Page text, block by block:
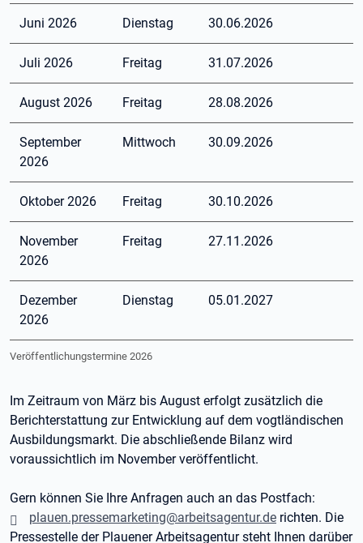
Veröffentlichungstermine 2026
Juni 2026 Dienstag 30.06.2026
Juli 2026 Freitag 31.07.2026
August 2026 Freitag 28.08.2026
September
2026
Mittwoch 30.09.2026
Oktober 2026 Freitag 30.10.2026
November
2026
Freitag 27.11.2026
Dezember
2026
Dienstag 05.01.2027
Im Zeitraum von März bis August erfolgt zusätzlich die
Berichterstattung zur Entwicklung auf dem vogtländischen
Ausbildungsmarkt. Die abschließende Bilanz wird
voraussichtlich im November veröffentlicht.
Gern können Sie Ihre Anfragen auch an das Postfach:
plauen.pressemarketing@arbeitsagentur.de richten. Die
Pressestelle der Plauener Arbeitsagentur steht Ihnen darüber